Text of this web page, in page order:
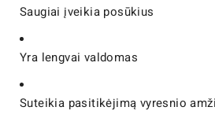
Saugiai įveikia posūkius
Yra lengvai valdomas
Suteikia pasitikėjimą vyresnio